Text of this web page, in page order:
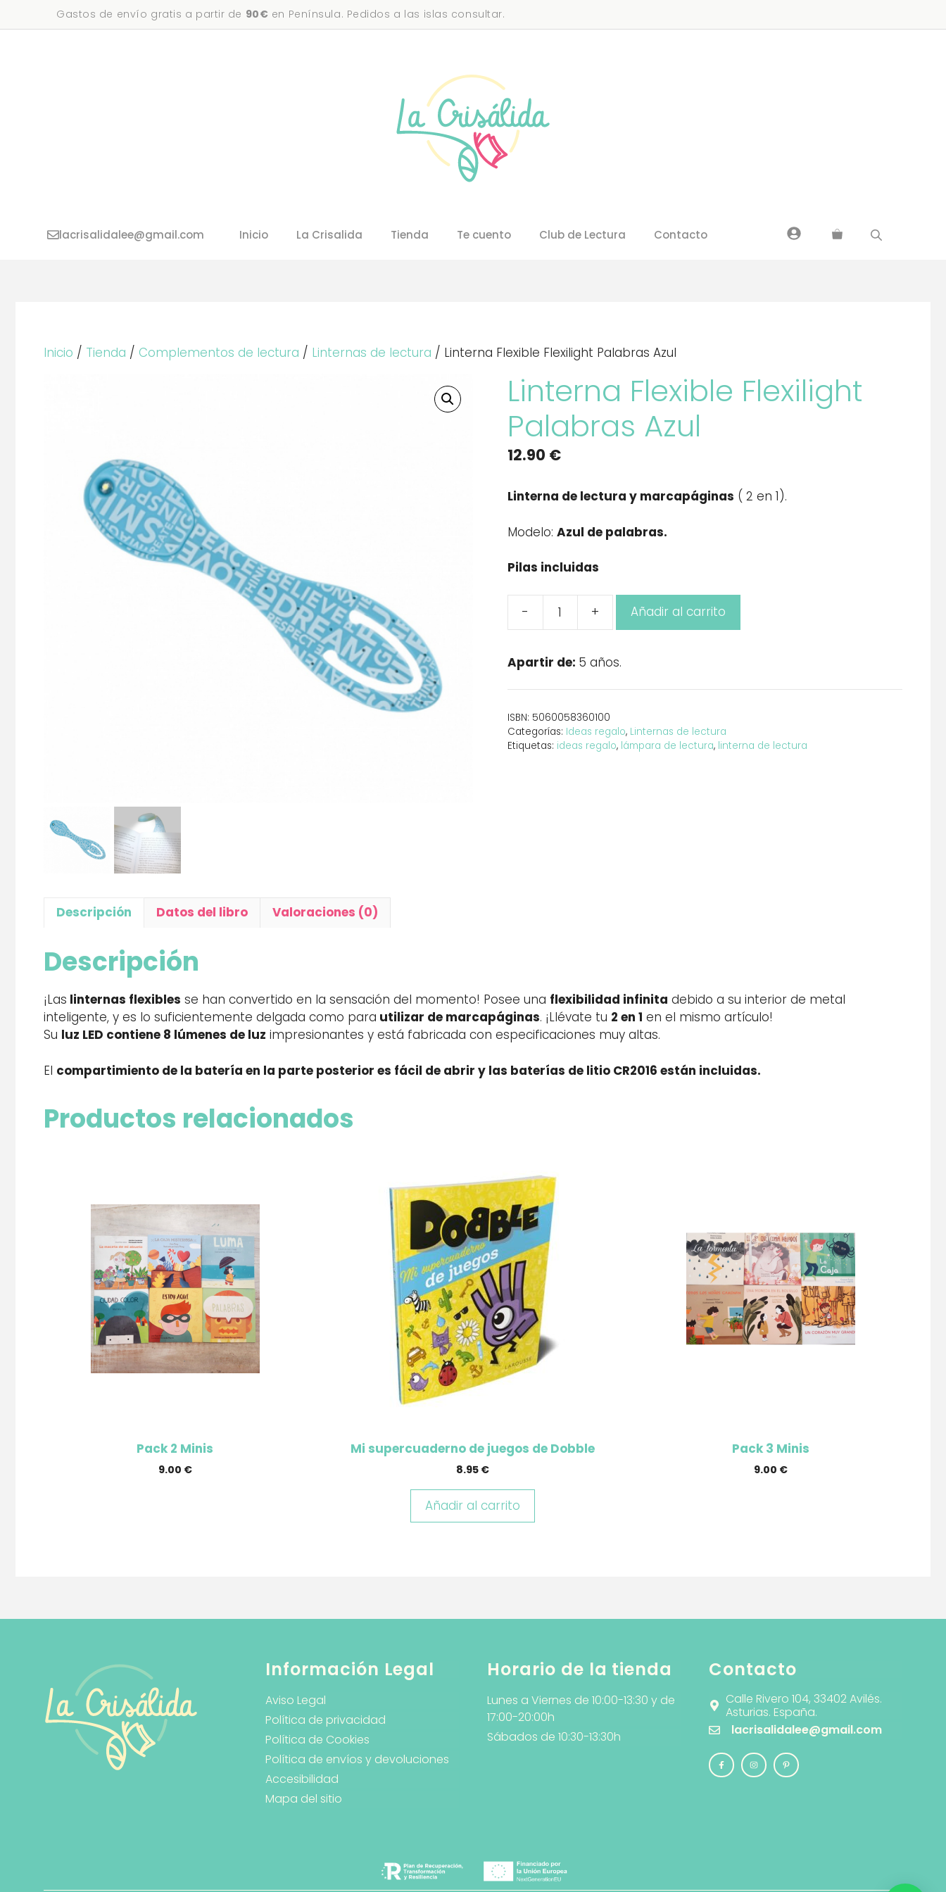
al
Gastos de envío gratis a partir de 90€ en Península. Pedidos a las islas consultar.
Inicio La Crisalida Tienda Te cuento Club de Lectura Contacto
lacrisalidalee@gmail.com
Inicio / Tienda / Complementos de lectura / Linternas de lectura / Linterna Flexible Flexilight Palabras Azul
Linterna Flexible Flexilight
Palabras Azul
12.90 €
Linterna de lectura y marcapáginas ( 2 en 1).
Modelo: Azul de palabras.
Pilas incluidas
-
Flexilight
Palabras
Azul
+ Añadir al carrito
Apartir de: 5 años.
ISBN: 5060058360100
Categorías: Ideas regalo, Linternas de lectura
Etiquetas: ideas regalo, lámpara de lectura, linterna de lectura
Descripción Datos del libro Valoraciones (0)
Descripción
¡Las linternas flexibles se han convertido en la sensación del momento! Posee una flexibilidad infinita debido a su interior de metal
inteligente, y es lo suficientemente delgada como para utilizar de marcapáginas. ¡Llévate tu 2 en 1 en el mismo artículo!
Su luz LED contiene 8 lúmenes de luz impresionantes y está fabricada con especificaciones muy altas.
El compartimiento de la batería en la parte posterior es fácil de abrir y las baterías de litio CR2016 están incluidas.
Productos relacionados
Pack 2 Minis
9.00 €
Mi supercuaderno de juegos de Dobble
8.95 €
Añadir al carrito
Pack 3 Minis
9.00 €
Información Legal
Aviso Legal
Política de privacidad
Política de Cookies
Política de envíos y devoluciones
Accesibilidad
Mapa del sitio
Horario de la tienda
Lunes a Viernes de 10:00-13:30 y de
17:00-20:00h
Sábados de 10:30-13:30h
Contacto
Calle Rivero 104, 33402 Avilés.
Asturias. España.
lacrisalidalee@gmail.com